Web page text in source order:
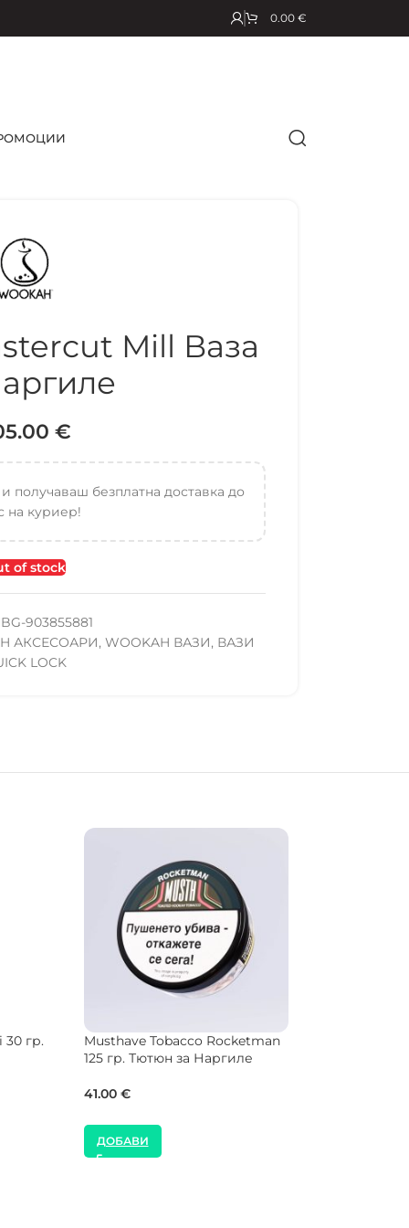
0.00 €
Mill Ваза
€
получаваш безплатна доставка до
на куриер!
of stock
903855881
АКСЕСОАРИ, WOOKAH ВАЗИ, ВАЗИ
LOCK
Тютюн
NEW
Hookain Tobacco Candy Pic Dry
ДОБАВИ